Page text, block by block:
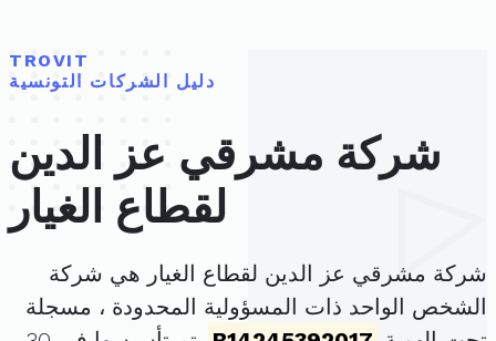
TROVIT
دليل الشركات التونسية
شركة مشرقي عز الدين
لقطاع الغيار
شركة مشرقي عز الدين لقطاع الغيار هي شركة
الشخص الواحد ذات المسؤولية المحدودة ، مسجلة